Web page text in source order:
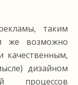
таким
же возможно
качественным,
дизайном
процессов